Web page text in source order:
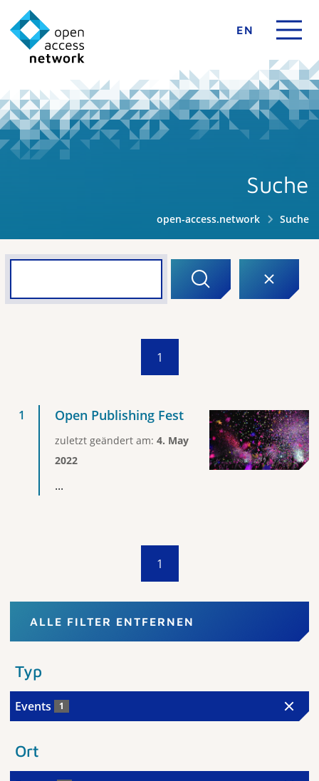
EN
Suche
open-access.network Suche
1
Open Publishing Fest
zuletzt geändert am: 4. May
2022
...
1
ALLE FILTER ENTFERNEN
Typ
Events 1
Ort